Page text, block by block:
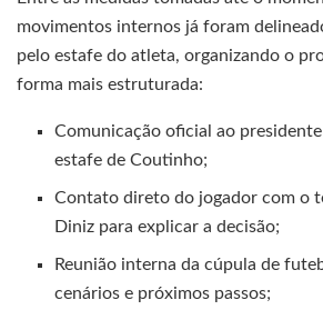
movimentos internos já foram
pelo estafe do atleta, organizando o
forma mais estruturada:
Comunicação oficial ao
estafe de Coutinho;
Contato direto do jogador com o
Diniz para explicar a decisão;
Reunião interna da cúpula de
cenários e próximos passos;